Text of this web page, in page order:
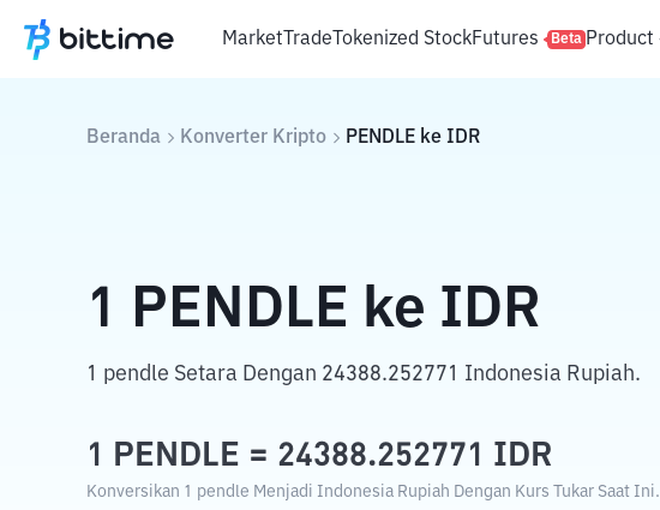
MarketTradeTokenized StockFutures Beta Product
Beranda Konverter Kripto PENDLE ke IDR
1 PENDLE ke IDR
1 pendle Setara Dengan 24388.252771 Indonesia Rupiah.
1 PENDLE = 24388.252771 IDR
Konversikan 1 pendle Menjadi Indonesia Rupiah Dengan Kurs Tukar Saat Ini.